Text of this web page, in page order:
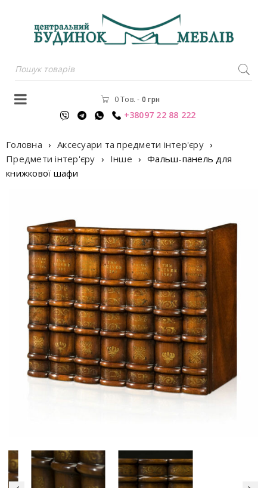
0 Тов. - 0грн
+38097 22 88 222
Головна › Аксесуари та предмети інтер'єру ›
Предмети інтер'єру › Інше › Фальш-панель для
книжкової шафи